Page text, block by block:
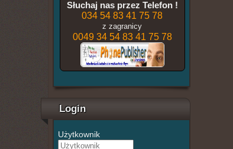
Słuchaj nas przez Telefon !
034 54 83 41 75 78
z zagranicy
0049 34 54 83 41 75 78
Login
Użytkownik